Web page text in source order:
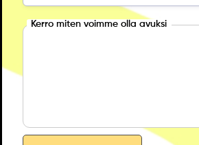
Kerro miten voimme olla avuksi